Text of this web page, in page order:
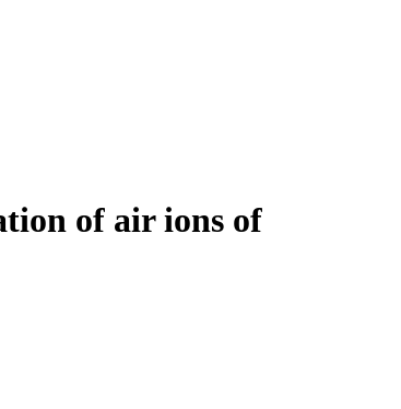
of air ions of